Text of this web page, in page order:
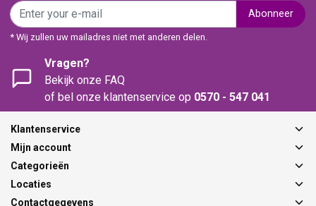
Abonneer
* Wij zullen uw mailadres niet met anderen delen.
Vragen?
Bekijk onze FAQ
of bel onze klantenservice op 0570 - 547 041
Klantenservice
Mijn account
Categorieën
Locaties
Contactgegevens